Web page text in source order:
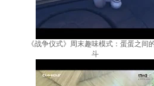
《战争仪式》周末趣味模式：蛋蛋之间
斗